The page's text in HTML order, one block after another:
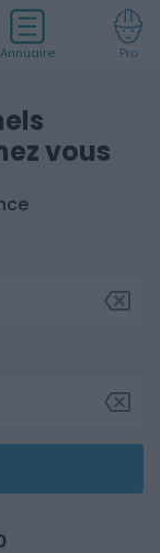
Annuaire Pro
vous